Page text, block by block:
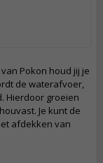
Pokon houd jij je
de waterafvoer,
Hierdoor groeien
Je kunt de
afdekken van